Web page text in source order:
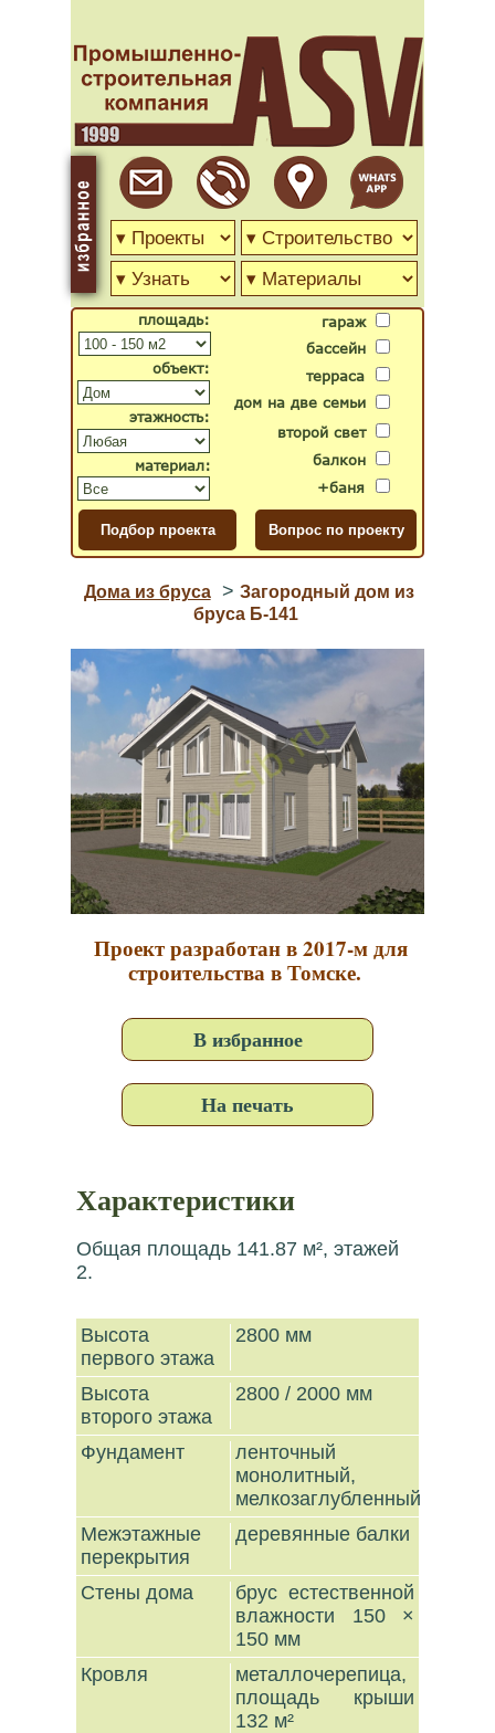
гараж
бассейн
второй свет
дом на две семьи
терраса
балкон
+баня
объект:
материал:
площадь:
этажность:
Дома из бруса > Загородный дом из
бруса Б-141
Проект разработан в 2017-м для
строительства в Томске.
В избранное
На печать
Характеристики
Общая площадь 141.87 м², этажей
2.
Высота
первого этажа
2800 мм
Высота
второго этажа
2800 / 2000 мм
Фундамент
ленточный
монолитный,
мелкозаглубленный
Межэтажные
перекрытия
деревянные балки
Стены дома
брус естественной
влажности 150 ×
150 мм
Кровля
металлочерепица,
площадь крыши
132 м²